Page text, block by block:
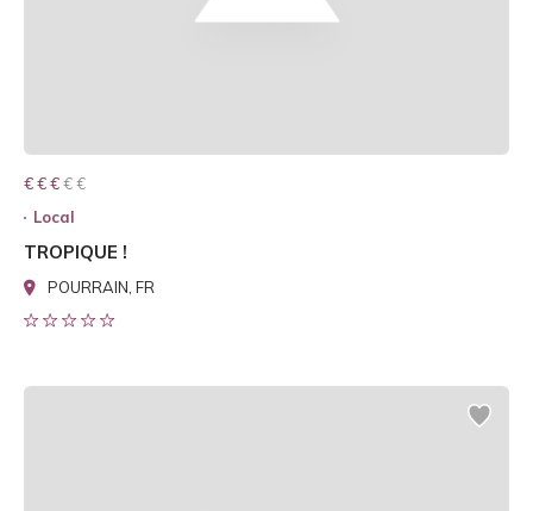
€ € € € €
€ € €
Local
TROPIQUE !
POURRAIN, FR